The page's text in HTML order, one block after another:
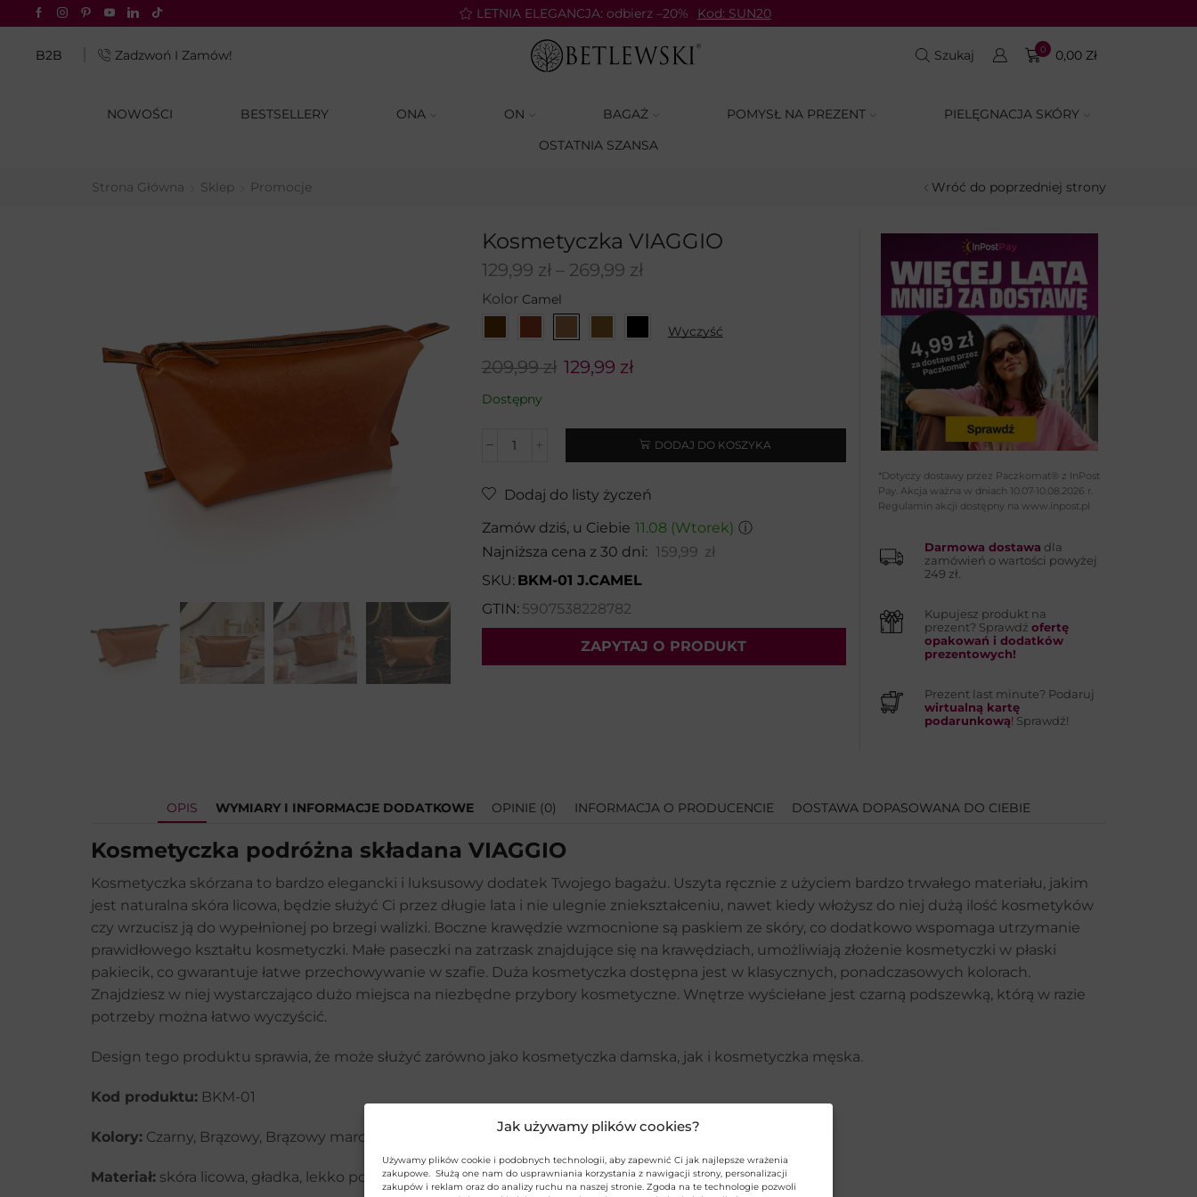
Jak używamy plików cookies?
Używamy plików cookie i podobnych technologii, aby zapewnić Ci jak najlepsze wrażenia
zakupowe. Służą one nam do usprawniania korzystania z nawigacji strony, personalizacji
zakupów i reklam oraz do analizy ruchu na naszej stronie. Zgoda na te technologie pozwoli
za 4,99 zł tylko z InPost Pay LETNIA ELEGANCJA: odbierz –20% Kod: SUN20
B2B Zadzwoń I Zamów! Szukaj 0 0,00 Zł
NOWOŚCI BESTSELLERY ONA ON BAGAŻ POMYSŁ NA PREZENT
PIELĘGNACJA SKÓRY
OSTATNIA SZANSA
Strona Główna Sklep Promocje Wróć do poprzedniej strony
Kosmetyczka VIAGGIO
129,99 zł – 269,99 zł
Kolor
Wyczyść
209,99zł 129,99 zł
Dostępny
DODAJ DO KOSZYKA
Dodaj do listy życzeń
Zamów dziś, u Ciebie 11.08 (Wtorek) ⓘ
Najniższa cena z 30 dni: 159,99 zł
SKU: BKM-01 J.CAMEL
GTIN: 5907538228782
ZAPYTAJ O PRODUKT
Adres email*:
Telefon:
WYŚLIJ
*Dotyczy dostawy przez Paczkomat® z InPost
Pay. Akcja ważna w dniach 10.07-10.08.2026 r.
Regulamin akcji dostępny na www.inpost.pl
Darmowa dostawa dla
zamówień o wartości powyżej
249 zł.
Kupujesz produkt na
prezent? Sprawdź ofertę
opakowań i dodatków
prezentowych!
Prezent last minute? Podaruj
wirtualną kartę
podarunkową! Sprawdź!
OPIS WYMIARY I INFORMACJE DODATKOWE OPINIE (0) INFORMACJA O PRODUCENCIE DOSTAWA DOPASOWANA DO CIEBIE
Kosmetyczka podróżna składana VIAGGIO
Kosmetyczka skórzana to bardzo elegancki i luksusowy dodatek Twojego bagażu. Uszyta ręcznie z użyciem bardzo trwałego materiału, jakim
jest naturalna skóra licowa, będzie służyć Ci przez długie lata i nie ulegnie zniekształceniu, nawet kiedy włożysz do niej dużą ilość kosmetyków
czy wrzucisz ją do wypełnionej po brzegi walizki. Boczne krawędzie wzmocnione są paskiem ze skóry, co dodatkowo wspomaga utrzymanie
prawidłowego kształtu kosmetyczki. Małe paseczki na zatrzask znajdujące się na krawędziach, umożliwiają złożenie kosmetyczki w płaski
pakiecik, co gwarantuje łatwe przechowywanie w szafie. Duża kosmetyczka dostępna jest w klasycznych, ponadczasowych kolorach.
Znajdziesz w niej wystarczająco dużo miejsca na niezbędne przybory kosmetyczne. Wnętrze wyściełane jest czarną podszewką, którą w razie
potrzeby można łatwo wyczyścić.
Design tego produktu sprawia, że może służyć zarówno jako kosmetyczka damska, jak i kosmetyczka męska.
Kod produktu: BKM-01
Kolory: Czarny, Brązowy, Brązowy maron, Ciemny camel, Jasny camel
Materiał: skóra licowa, gładka, lekko połyskująca